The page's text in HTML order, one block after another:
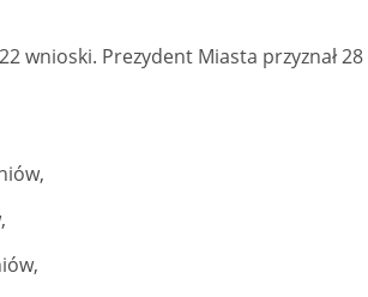
wnioski. Prezydent Miasta przyznał 28